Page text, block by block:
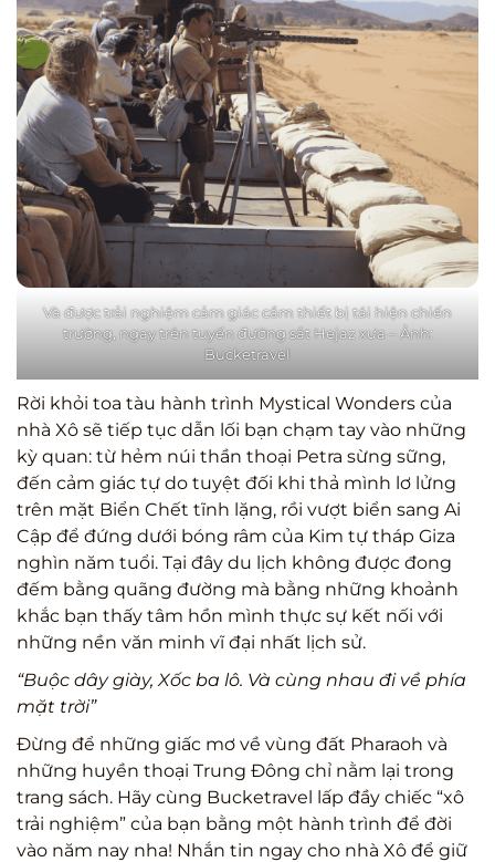
Và được trải nghiệm cảm giác cầm thiết bị tái hiện chiến
trường, ngay trên tuyến đường sắt Hejaz xưa – Ảnh:
Bucketravel
Rời khỏi toa tàu hành trình Mystical Wonders của
nhà Xô sẽ tiếp tục dẫn lối bạn chạm tay vào những
kỳ quan: từ hẻm núi thần thoại Petra sừng sững,
đến cảm giác tự do tuyệt đối khi thả mình lơ lửng
trên mặt Biển Chết tĩnh lặng, rồi vượt biển sang Ai
Cập để đứng dưới bóng râm của Kim tự tháp Giza
nghìn năm tuổi. Tại đây du lịch không được đong
đếm bằng quãng đường mà bằng những khoảnh
khắc bạn thấy tâm hồn mình thực sự kết nối với
những nền văn minh vĩ đại nhất lịch sử.
“Buộc dây giày, Xốc ba lô. Và cùng nhau đi về phía
mặt trời”
Đừng để những giấc mơ về vùng đất Pharaoh và
những huyền thoại Trung Đông chỉ nằm lại trong
trang sách. Hãy cùng Bucketravel lấp đầy chiếc “xô
trải nghiệm” của bạn bằng một hành trình để đời
vào năm nay nha! Nhắn tin ngay cho nhà Xô để giữ